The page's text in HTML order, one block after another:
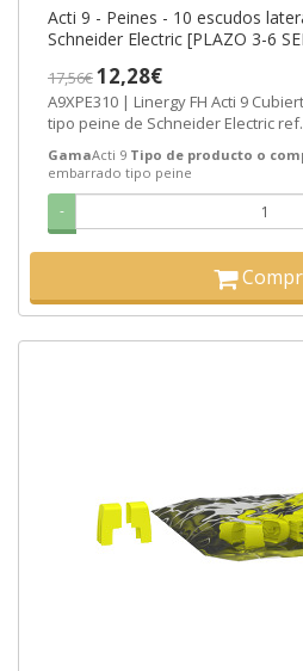
Acti 9 - Peines - 10 escudos
Schneider Electric [PLAZO 3-6
17,56€12,28€
A9XPE310 | Linergy FH Acti 9 Cubierta lateral de embarrado
tipo peine de Schneider Electric
GamaActi 9 Tipo de producto o
embarrado tipo peine
-